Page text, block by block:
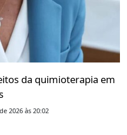
da quimioterapia em
2026 às 20:02